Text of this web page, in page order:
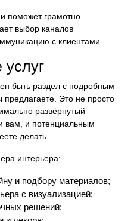
поможет грамотно
выбор каналов
с клиентами.
быть раздел с подробным
предлагаете. Это не просто
развёрнутый
вам, и потенциальным
делать.
интерьера:
и подбору материалов;
с визуализацией;
решений;